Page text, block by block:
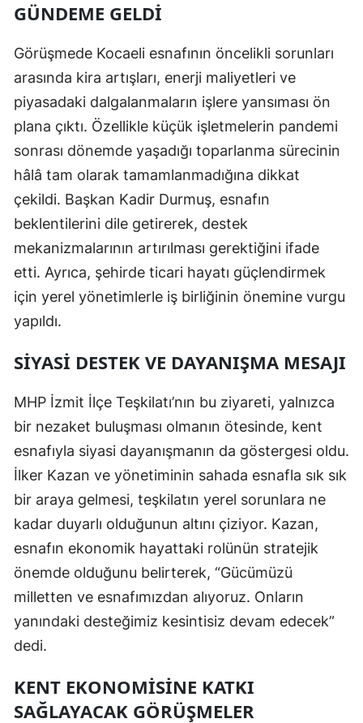
Siirt
Sivas
Tekirdağ
Tokat
Trabzon
Tunceli
Şanlıurfa
Van
Yozgat
Zonguldak
Aksaray
Bayburt
Karaman
Kırıkkale
Batman
Şırnak
Ardahan
GÜNDEME GELDI
Görüşmede Kocaeli esnafının öncelikli sorunları
arasında kira artışları, enerji maliyetleri ve
piyasadaki dalgalanmaların işlere yansıması ön
plana çıktı. Özellikle küçük işletmelerin pandemi
sonrası dönemde yaşadığı toparlanma sürecinin
hâlâ tam olarak tamamlanmadığına dikkat
çekildi. Başkan Kadir Durmuş, esnafın
beklentilerini dile getirerek, destek
mekanizmalarının artırılması gerektiğini ifade
etti. Ayrıca, şehirde ticari hayatı güçlendirmek
için yerel yönetimlerle iş birliğinin önemine vurgu
yapıldı.
SIYASI DESTEK VE DAYANIŞMA MESAJI
MHP İzmit İlçe Teşkilatı’nın bu ziyareti, yalnızca
bir nezaket buluşması olmanın ötesinde, kent
esnafıyla siyasi dayanışmanın da göstergesi oldu.
İlker Kazan ve yönetiminin sahada esnafla sık sık
bir araya gelmesi, teşkilatın yerel sorunlara ne
kadar duyarlı olduğunun altını çiziyor. Kazan,
esnafın ekonomik hayattaki rolünün stratejik
önemde olduğunu belirterek, “Gücümüzü
milletten ve esnafımızdan alıyoruz. Onların
yanındaki desteğimiz kesintisiz devam edecek”
dedi.
KENT EKONOMISINE KATKI
SAĞLAYACAK GÖRÜŞMELER